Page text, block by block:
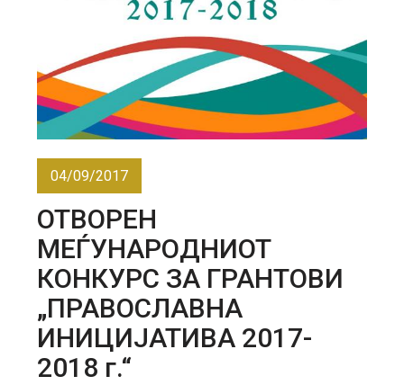
04/09/2017
ОТВОРЕН
МЕЃУНАРОДНИОТ
КОНКУРС ЗА ГРАНТОВИ
„ПРАВОСЛАВНА
ИНИЦИЈАТИВА 2017-
2018 г.“